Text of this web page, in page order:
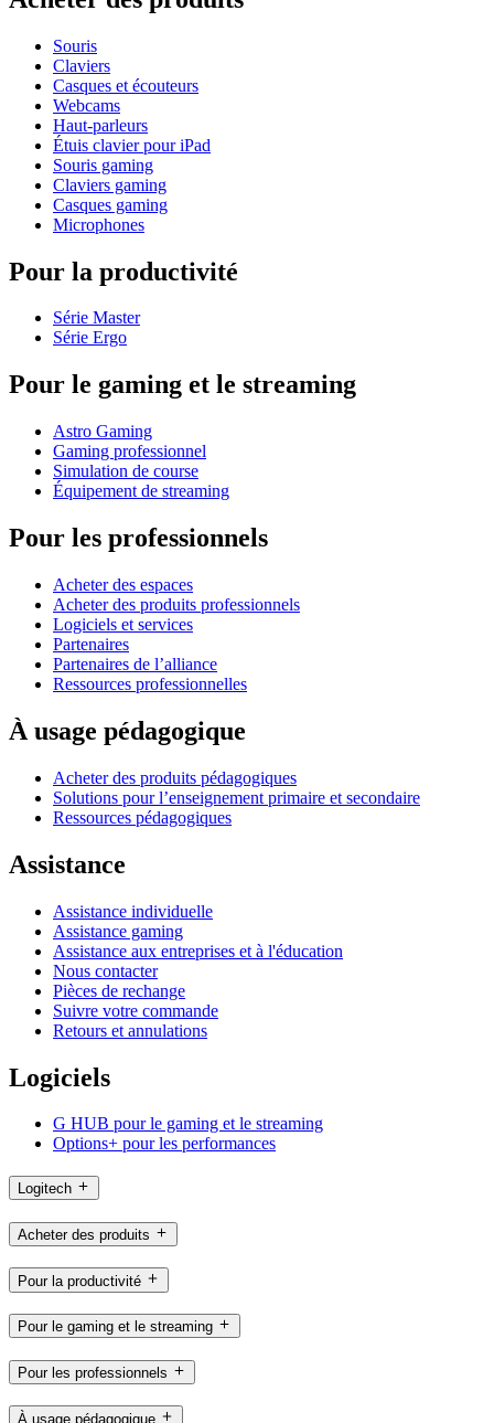
Souris
Claviers
Casques et écouteurs
Webcams
Haut-parleurs
Étuis clavier pour iPad
Souris gaming
Claviers gaming
Casques gaming
Microphones
Pour la productivité
Série Master
Série Ergo
Pour le gaming et le streaming
Astro Gaming
Gaming professionnel
Simulation de course
Équipement de streaming
Pour les professionnels
Acheter des espaces
Acheter des produits professionnels
Logiciels et services
Partenaires
Partenaires de l’alliance
Ressources professionnelles
À usage pédagogique
Acheter des produits pédagogiques
Solutions pour l’enseignement primaire et secondaire
Ressources pédagogiques
Assistance
Assistance individuelle
Assistance gaming
Assistance aux entreprises et à l'éducation
Nous contacter
Pièces de rechange
Suivre votre commande
Retours et annulations
Logiciels
G HUB pour le gaming et le streaming
Options+ pour les performances
Logitech
Acheter des produits
Pour la productivité
Pour le gaming et le streaming
Pour les professionnels
À usage pédagogique